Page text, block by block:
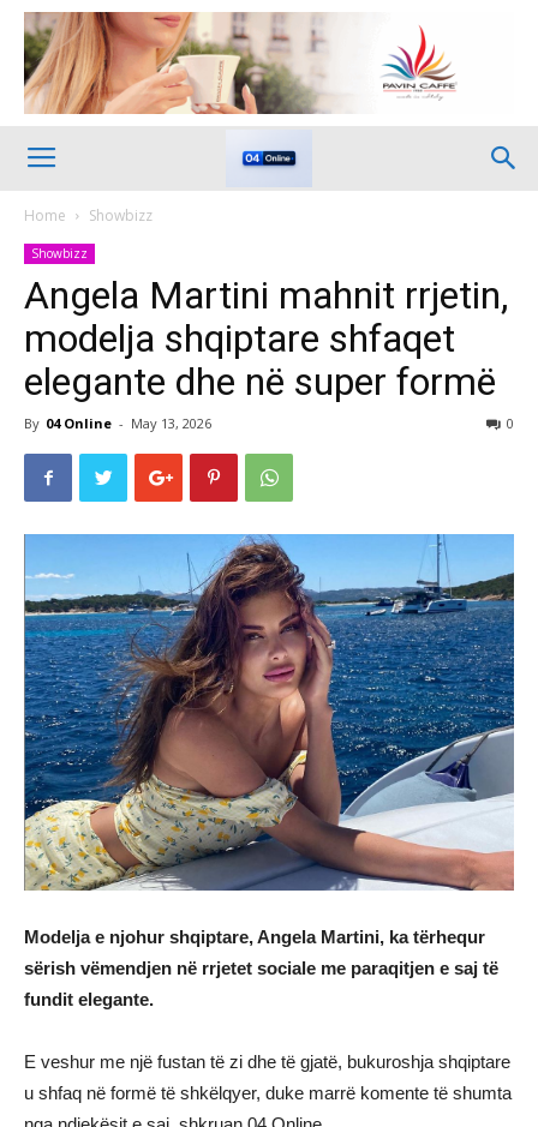
Home Showbizz
Showbizz
Angela Martini mahnit rrjetin,
modelja shqiptare shfaqet
elegante dhe në super formë
By 04 Online - May 13, 2026 0
Modelja e njohur shqiptare, Angela Martini, ka tërhequr
sërish vëmendjen në rrjetet sociale me paraqitjen e saj të
fundit elegante.
E veshur me një fustan të zi dhe të gjatë, bukuroshja shqiptare
u shfaq në formë të shkëlqyer, duke marrë komente të shumta